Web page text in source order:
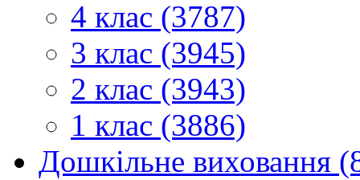
4 клас (3787)
3 клас (3945)
2 клас (3943)
1 клас (3886)
Дошкільне виховання